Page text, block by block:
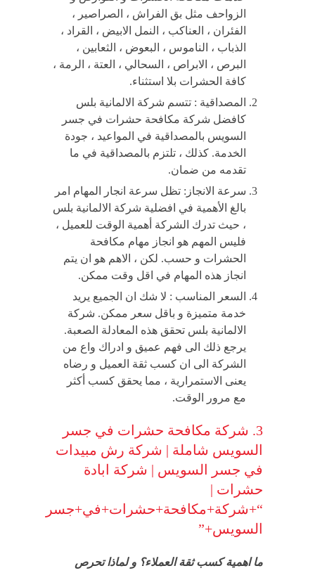
الزواحف مثل بق الفراش ، الصراصير ،
الفئران ، العناكب ، النمل الابيض ، القراد ،
الذباب ، الناموس ، البعوض ، الثعابين ،
البرص ، الابراص ، السحالي ، العتة ، الرمة ،
كافة الحشرات بلا استثناء.
المصداقية : تتسم شركة الالمانية بلس
كافضل شركة مكافحة حشرات في جسر
السويس بالمصداقية في المواعيد ، جودة
الخدمة. كذلك ، تلتزم بالمصداقية في ما
تقدمه من ضمان.
سرعة الانجاز: تظل سرعة انجار المهام امر
بالغ الأهمية في افضلية شركة الالمانية بلس
، حيث تدرك الشركة أهمية الوقت للعميل ،
فليس المهم هو انجاز مهام مكافحة
الحشرات و حسب. لكن ، الاهم هو ان يتم
انجاز هذه المهام في اقل وقت ممكن.
السعر المناسب : لا شك ان الجميع يريد
خدمة متميزة و باقل سعر ممكن. شركة
الالمانية بلس تحقق هذه المعادلة الصعبة.
يرجع ذلك الى فهم عميق و ادراك واع من
الشركة الى ان كسب ثقة العميل و رضاه
يعنى الاستمرارية ، مما يحقق كسب أكثر
مع مرور الوقت.
3. شركة مكافحة حشرات في جسر
السويس شاملة | شركة رش مبيدات
في جسر السويس | شركة ابادة
حشرات |
“+شركة+مكافحة+حشرات+في+جسر
السويس+”
ما اهمية كسب ثقة العملاء؟ و لماذا تحرص